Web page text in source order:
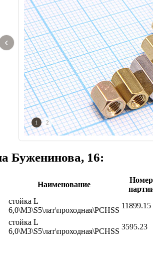
‹
1 2
Буженинова, 16:
Наименование
Номер
стойка L
6,0\М3\S5\лат\проходная\PCHSS
11899.15
стойка L
6,0\М3\S5\лат\проходная\PCHSS
3595.23